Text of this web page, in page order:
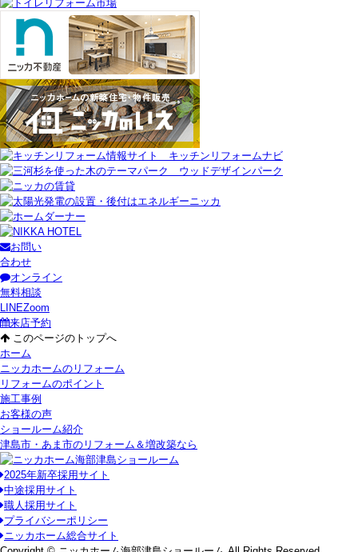
お問い
合わせ
オンライン
無料相談
LINEZoom
来店予約
このページのトップへ
ホーム
ニッカホームのリフォーム
リフォームのポイント
施工事例
お客様の声
ショールーム紹介
津島市・あま市のリフォーム＆増改築なら
2025年新卒採用サイト
中途採用サイト
職人採用サイト
プライバシーポリシー
ニッカホーム総合サイト